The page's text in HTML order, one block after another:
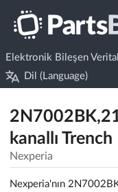
Elektronik Bileşen
Dil (Language)
kanallı
Nexperia
Nexperia'nın